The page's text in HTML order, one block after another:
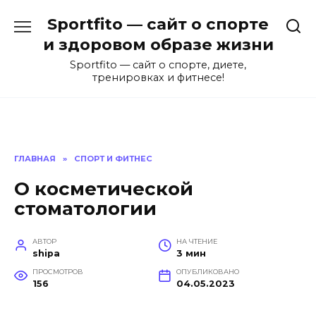
содержанию
Sportfito — сайт о спорте
и здоровом образе жизни
Sportfito — сайт о спорте, диете,
тренировках и фитнесе!
ГЛАВНАЯ » СПОРТ И ФИТНЕС
О косметической
стоматологии
АВТОР
shipa
НА ЧТЕНИЕ
3 мин
ПРОСМОТРОВ
156
ОПУБЛИКОВАНО
04.05.2023